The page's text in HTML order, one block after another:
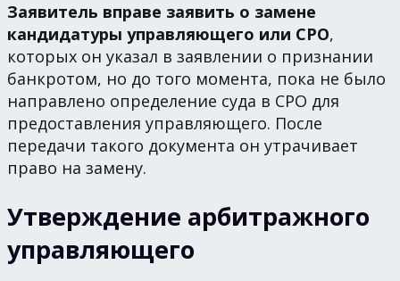
Заявитель вправе заявить о замене
кандидатуры управляющего или СРО,
которых он указал в заявлении о признании
банкротом, но до того момента, пока не было
направлено определение суда в СРО для
предоставления управляющего. После
передачи такого документа он утрачивает
право на замену.
Утверждение арбитражного
управляющего